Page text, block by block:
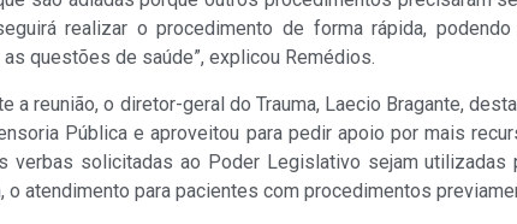
realizar o procedimento de forma rápida,
questões de saúde”, explicou Remédios.
a reunião, o diretor-geral do Trauma, Laecio Bragante,
Pública e aproveitou para pedir apoio por mais
verbas solicitadas ao Poder Legislativo sejam utilizadas
o atendimento para pacientes com procedimentos